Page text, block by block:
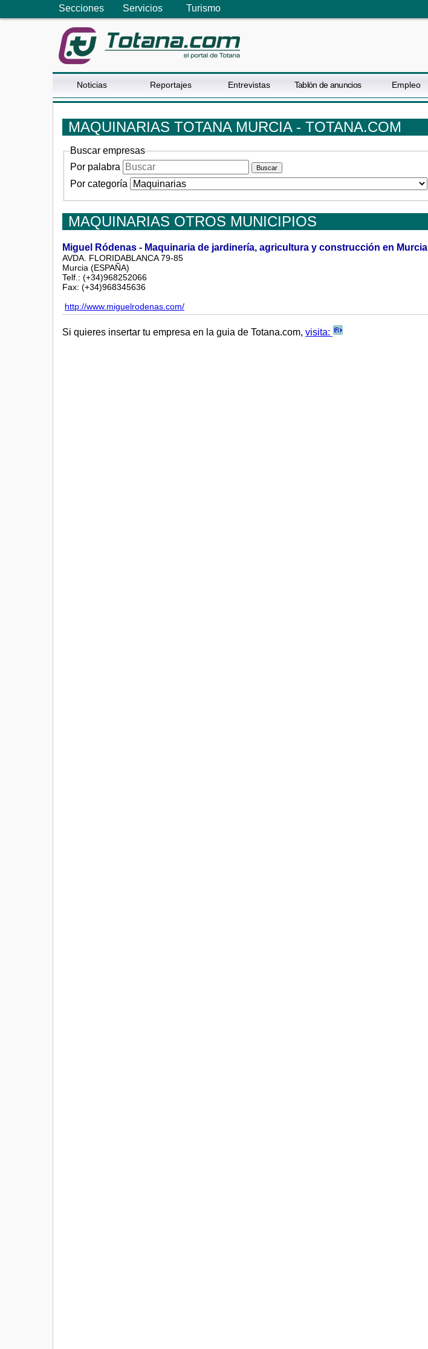
Secciones Servicios Turismo
Noticias Reportajes Entrevistas Tablón de anuncios Empleo
MAQUINARIAS TOTANA MURCIA - TOTANA.COM
Buscar empresas
Por palabra
Por categoría
MAQUINARIAS OTROS MUNICIPIOS
Miguel Ródenas - Maquinaria de jardinería, agricultura y construcción en Murcia
AVDA. FLORIDABLANCA 79-85
Murcia (ESPAÑA)
Telf.: (+34)968252066
Fax: (+34)968345636
http://www.miguelrodenas.com/
Si quieres insertar tu empresa en la guia de Totana.com, visita: